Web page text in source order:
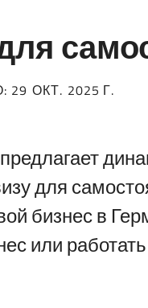
29 ОКТ. 2025 Г.
для
бизнес в
или